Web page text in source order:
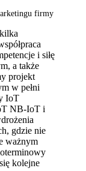
firmy
i siłę
a także
projekt
w pełni
IoT
NB-IoT i
gdzie nie
ważnym
kolejne